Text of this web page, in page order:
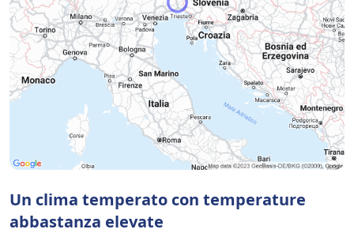
Un clima temperato con temperature
abbastanza elevate